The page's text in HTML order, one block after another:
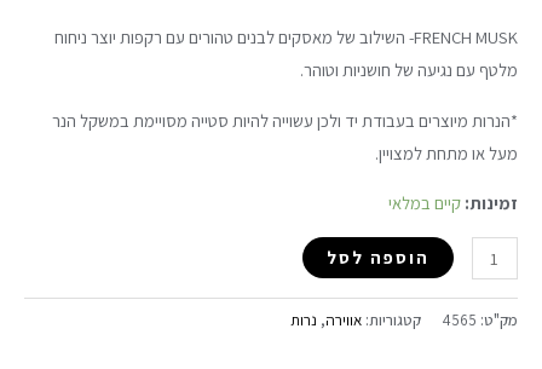
FRENCH MUSK- השילוב של מאסקים לבנים טהורים עם רקפות יוצר ניחוח
מלטף עם נגיעה של חושניות וטוהר.
*הנרות מיוצרים בעבודת יד ולכן עשוייה להיות סטייה מסויימת במשקל הנר
מעל או מתחת למצויין.
זמינות: קיים במלאי
הוספה לסל
מק"ט: 4565 קטגוריות: אווירה, נרות